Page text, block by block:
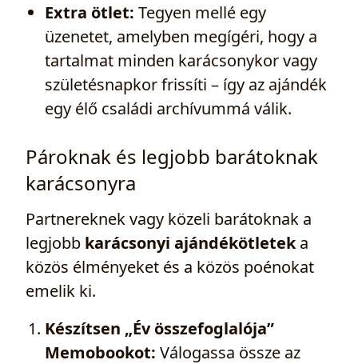
Extra ötlet: Tegyen mellé egy
üzenetet, amelyben megígéri, hogy a
tartalmat minden karácsonykor vagy
születésnapkor frissíti – így az ajándék
egy élő családi archívummá válik.
Pároknak és legjobb barátoknak
karácsonyra
Partnereknek vagy közeli barátoknak a
legjobb karácsonyi ajándékötleteka
közös élményeket és a közös poénokat
emelik ki.
Készítsen „Év összefoglalója”
Memobookot: Válogassa össze az